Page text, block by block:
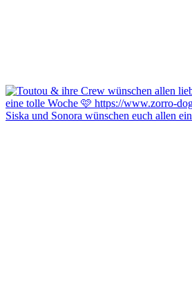
Siska und Sonora wünschen euch allen